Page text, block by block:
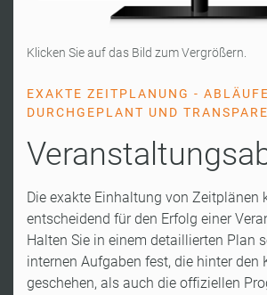
Klicken Sie auf das Bild zum Vergrößern.
EXAKTE ZEITPLANUNG - ABLÄUFE
DURCHGEPLANT UND
Die exakte Einhaltung von Zeitplänen
entscheidend für den Erfolg einer
Halten Sie in einem detaillierten Plan
internen Aufgaben fest, die hinter den
geschehen, als auch die offiziellen